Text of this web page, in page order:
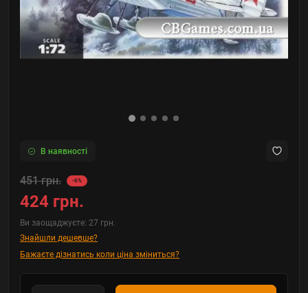
В наявності
451 грн. -6%
424 грн.
Ви заощаджуєте: 27 грн.
Знайшли дешевше?
Бажаєте дізнатись коли ціна зміниться?